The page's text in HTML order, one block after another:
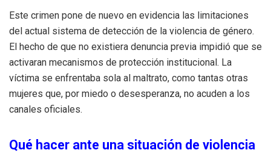
Este crimen pone de nuevo en evidencia las limitaciones
del actual sistema de detección de la violencia de género.
El hecho de que no existiera denuncia previa impidió que se
activaran mecanismos de protección institucional. La
víctima se enfrentaba sola al maltrato, como tantas otras
mujeres que, por miedo o desesperanza, no acuden a los
canales oficiales.
Qué hacer ante una situación de violencia